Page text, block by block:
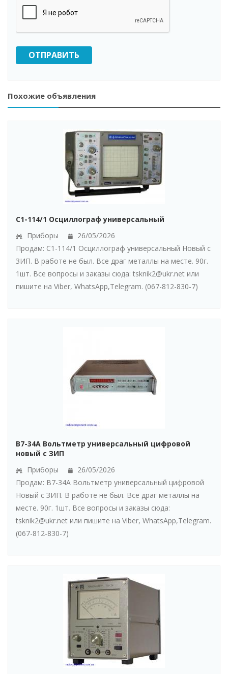
ОТПРАВИТЬ
Похожие объявления
С1-114/1 Осциллограф универсальный
Приборы
26/05/2026
Продам: С1-114/1 Осциллограф универсальный Новый с
ЗИП. В работе не был. Все драг металлы на месте. 90г.
1шт. Все вопросы и заказы сюда: tsknik2@ukr.net или
пишите на Viber, WhatsАpp,Telegram. (067-812-830-7)
В7-34А Вольтметр универсальный цифровой
новый с ЗИП
Приборы
26/05/2026
Продам: В7-34А Вольтметр универсальный цифровой
Новый с ЗИП. В работе не был. Все драг металлы на
месте. 90г. 1шт. Все вопросы и заказы сюда:
tsknik2@ukr.net или пишите на Viber, WhatsАpp,Telegram.
(067-812-830-7)